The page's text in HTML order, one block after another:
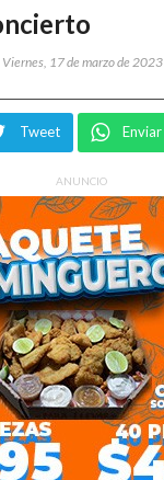
Viernes, 17 de marzo de 2023
Tweet Enviar
ANUNCIO